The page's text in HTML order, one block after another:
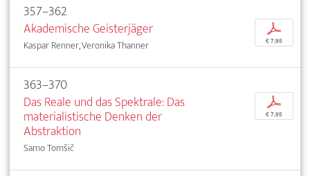
357–362
Akademische Geisterjäger
Kaspar Renner, Veronika Thanner
p
€ 7,95
363–370
Das Reale und das Spektrale: Das
materialistische Denken der
Abstraktion
Samo Tomšič
p
€ 7,95